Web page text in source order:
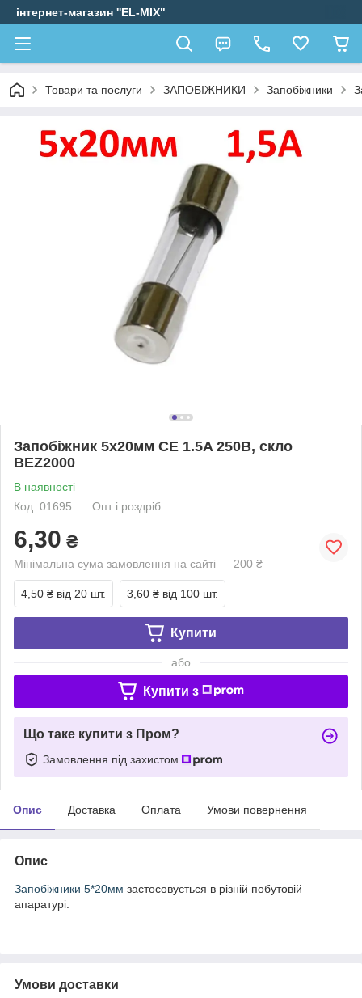
інтернет-магазин ''EL-MIX"
Товари та послуги ЗАПОБІЖНИКИ Запобіжники
Запобіжник 5х20мм CE 1.5A 250В, скло
BEZ2000
В наявності
Код: 01695
Опт і роздріб
6,30 ₴
Мінімальна сума замовлення на сайті — 200 ₴
4,50 ₴ від 20 шт. 3,60 ₴ від 100 шт.
Купити
або
Купити з
Що таке купити з Пром?
Замовлення під захистом
Опис Доставка Оплата Умови повернення
Опис
Запобіжники 5*20мм застосовується в різній побутовій
апаратурі.
Умови доставки